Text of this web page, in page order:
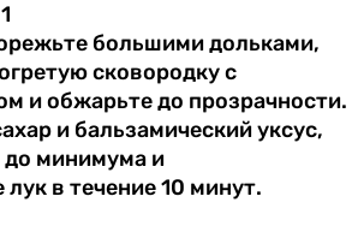
большими дольками,
сковородку с
и обжарьте до прозрачности.
и бальзамический уксус,
до минимума и
в течение 10 минут.